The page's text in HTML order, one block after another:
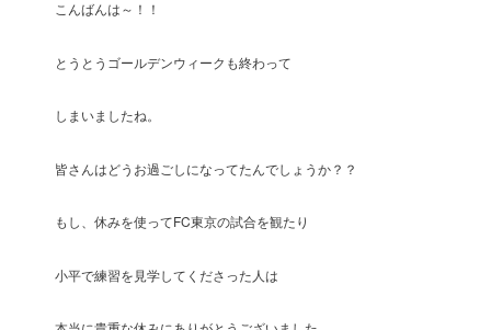
こんばんは～！！
とうとうゴールデンウィークも終わって
しまいましたね。
皆さんはどうお過ごしになってたんでしょうか？？
もし、休みを使ってFC東京の試合を観たり
小平で練習を見学してくださった人は